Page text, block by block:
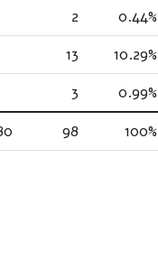
0.44%
2
10.29%
13
0.99%
3
100%
98